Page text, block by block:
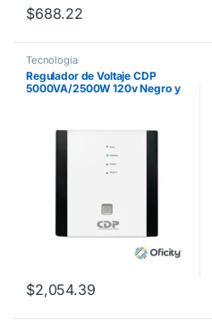
$688.22
Tecnología
Regulador de Voltaje CDP
5000VA/2500W 120v Negro y
$2,054.39